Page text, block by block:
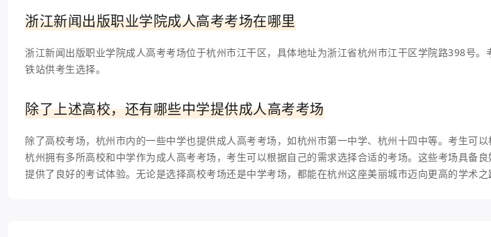
浙江新闻出版职业学院成人高考考场在哪里
浙江新闻出版职业学院成人高考考场位于杭州市江干区，具体地址为浙江省杭州市江干区学院路398号
铁站供考生选择。
除了上述高校，还有哪些中学提供成人高考考场
除了高校考场，杭州市内的一些中学也提供成人高考考场，如杭州市第一中学、杭州十四中等。考生可以
杭州拥有多所高校和中学作为成人高考考场，考生可以根据自己的需求选择合适的考场。这些考场具备
提供了良好的考试体验。无论是选择高校考场还是中学考场，都能在杭州这座美丽城市迈向更高的学术之